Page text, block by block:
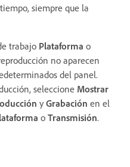
siempre que la
trabajo Plataforma o
no aparecen
del panel.
seleccione Mostrar
y Grabación en el
o Transmisión.